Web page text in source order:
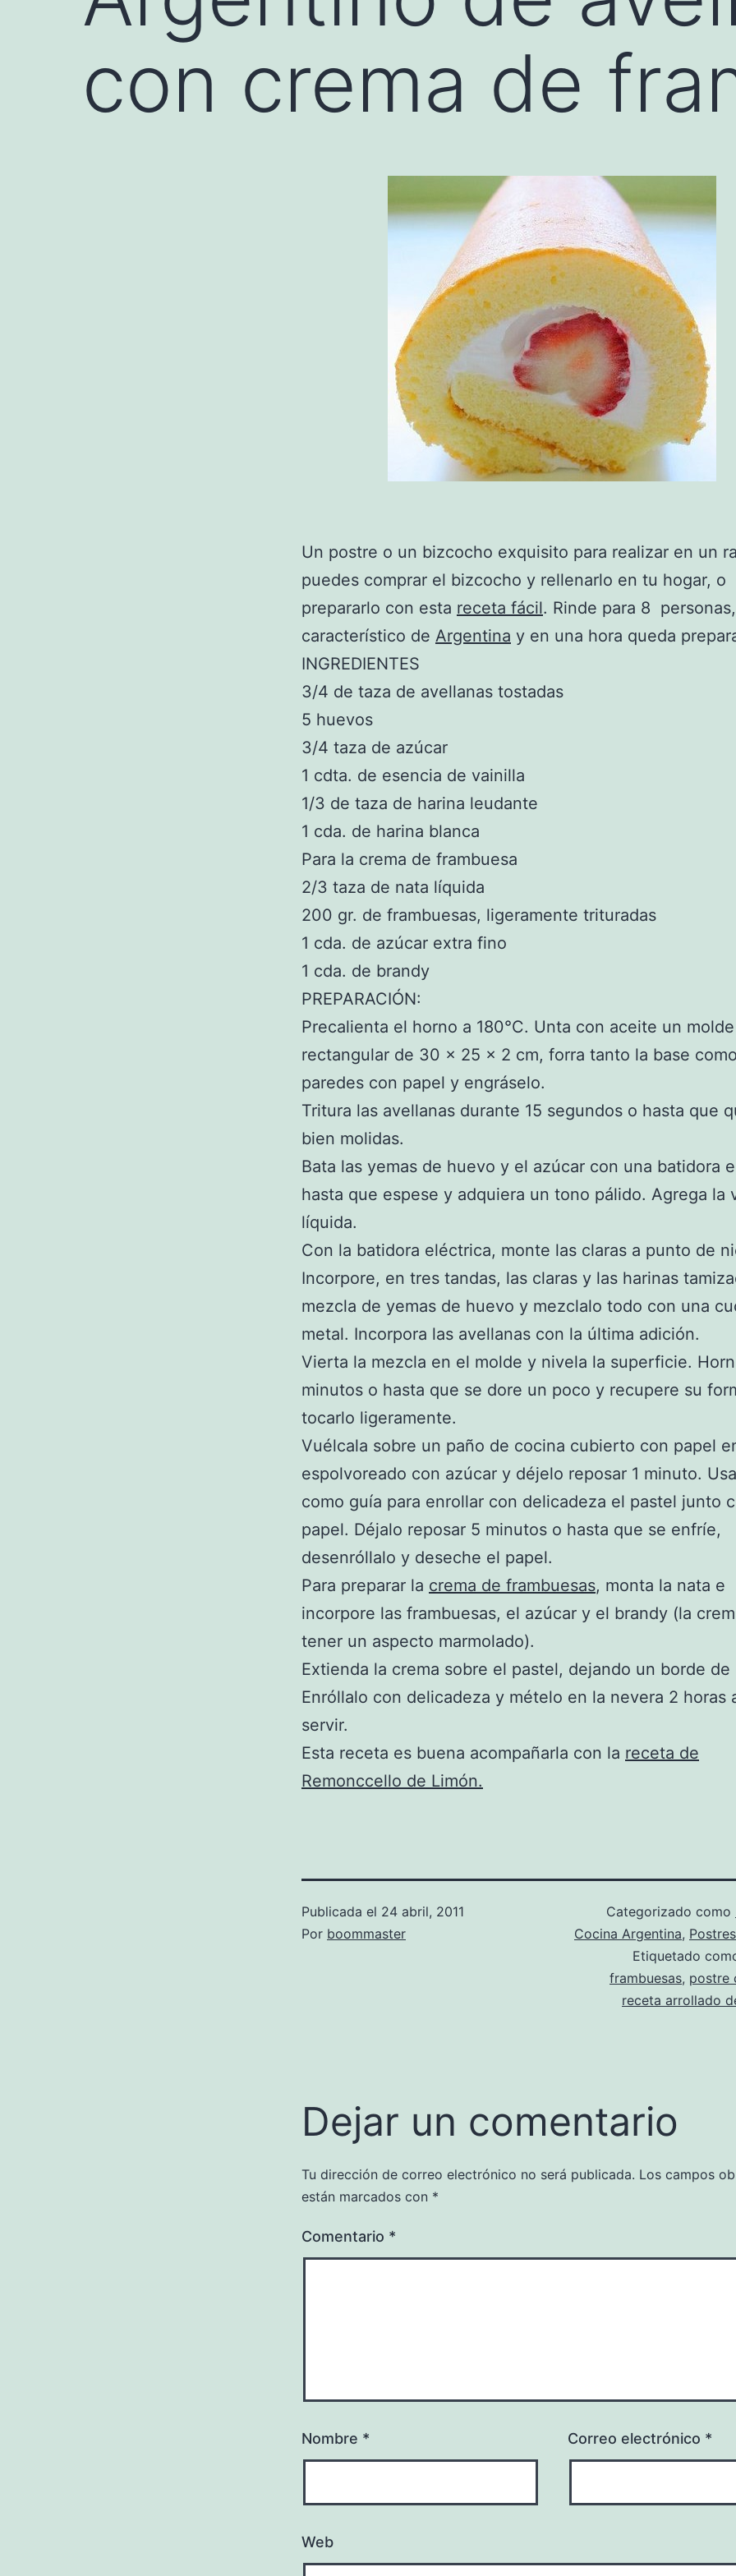
con crema de
Un postre o un bizcocho exquisito para realizar en un
puedes comprar el bizcocho y rellenarlo en tu hogar, o
prepararlo con esta receta fácil. Rinde para 8
característico de Argentina y en una hora queda
INGREDIENTES
3/4 de taza de avellanas tostadas
5 huevos
3/4 taza de azúcar
1 cdta. de esencia de vainilla
1/3 de taza de harina leudante
1 cda. de harina blanca
Para la crema de frambuesa
2/3 taza de nata líquida
200 gr. de frambuesas, ligeramente trituradas
1 cda. de azúcar extra fino
1 cda. de brandy
PREPARACIÓN:
Precalienta el horno a 180°C. Unta con aceite un molde
rectangular de 30 x 25 x 2 cm, forra tanto la base
paredes con papel y engráselo.
Tritura las avellanas durante 15 segundos o hasta que
bien molidas.
Bata las yemas de huevo y el azúcar con una batidora
hasta que espese y adquiera un tono pálido. Agrega la
líquida.
Con la batidora eléctrica, monte las claras a punto de
Incorpore, en tres tandas, las claras y las harinas
mezcla de yemas de huevo y mezclalo todo con una
metal. Incorpora las avellanas con la última adición.
Vierta la mezcla en el molde y nivela la superficie.
minutos o hasta que se dore un poco y recupere su
tocarlo ligeramente.
Vuélcala sobre un paño de cocina cubierto con papel
espolvoreado con azúcar y déjelo reposar 1 minuto.
como guía para enrollar con delicadeza el pastel junto
papel. Déjalo reposar 5 minutos o hasta que se enfríe,
desenróllalo y deseche el papel.
Para preparar la crema de frambuesas, monta la nata e
incorpore las frambuesas, el azúcar y el brandy (la
tener un aspecto marmolado).
Extienda la crema sobre el pastel, dejando un borde de
Enróllalo con delicadeza y mételo en la nevera 2 horas
servir.
Esta receta es buena acompañarla con la receta de
Remonccello de Limón.
Publicada el 24 abril, 2011
Por boommaster
Categorizado como
Cocina Argentina,
Etiquetado
frambuesas, postre
receta arrollado
Dejar un comentario
Tu dirección de correo electrónico no será publicada. Los campos
están marcados con *
Comentario *
Nombre * Correo electrónico *
Web